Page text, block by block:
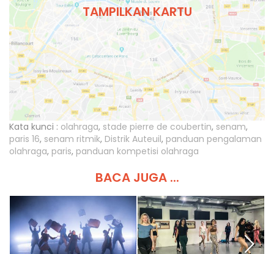
TAMPILKAN KARTU
Kata kunci : olahraga, stade pierre de coubertin, senam,
paris 16, senam ritmik, Distrik Auteuil, panduan pengalaman
olahraga, paris, panduan kompetisi olahraga
BACA JUGA ...